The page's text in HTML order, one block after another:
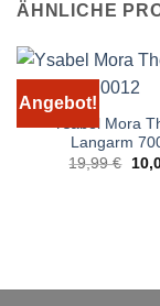
ÄHNLICHE
Angebot!
Ysabel Mora
Langarm
19,99€